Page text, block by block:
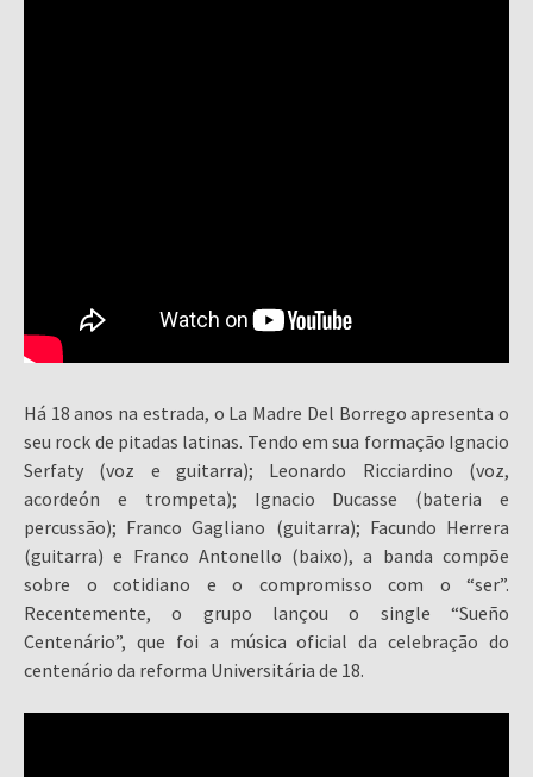
Há 18 anos na estrada, o La Madre Del Borrego apresenta o
seu rock de pitadas latinas. Tendo em sua formação Ignacio
Serfaty (voz e guitarra); Leonardo Ricciardino (voz,
acordeón e trompeta); Ignacio Ducasse (bateria e
percussão); Franco Gagliano (guitarra); Facundo Herrera
(guitarra) e Franco Antonello (baixo), a banda compõe
sobre o cotidiano e o compromisso com o “ser”.
Recentemente, o grupo lançou o single “Sueño
Centenário”, que foi a música oficial da celebração do
centenário da reforma Universitária de 18.